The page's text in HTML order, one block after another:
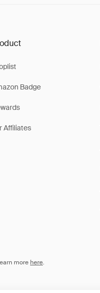
Badge
Affiliates
more here.